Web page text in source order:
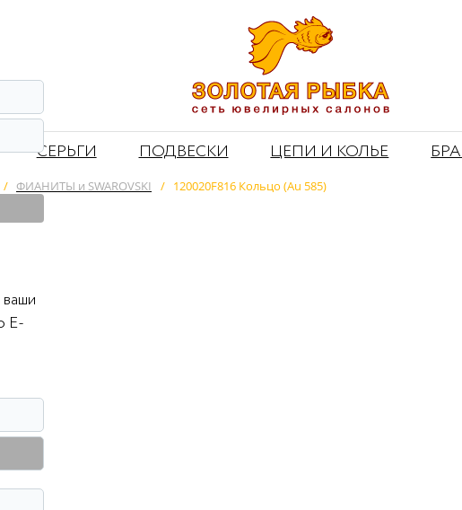
СЕРЬГИ ПОДВЕСКИ ЦЕПИ И КОЛЬЕ
/ ФИАНИТЫ и SWAROVSKI / 120020F816 Кольцо (Au 585)
E-